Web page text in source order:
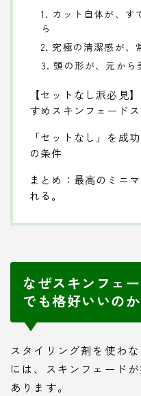
1. カット自体が、す
ら
2. 究極の清潔感が、
3. 頭の形が、元から
【セットなし派必見
すめスキンフェード
「セットなし」を成
の条件
まとめ：最高のミニ
れる。
なぜスキンフェ
でも格好いいのか
スタイリング剤を使わ
には、スキンフェード
あります。